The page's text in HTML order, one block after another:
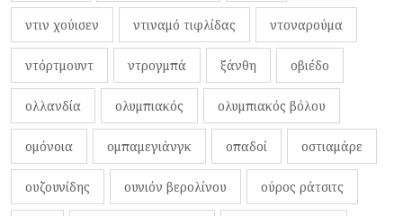
ντιν χούισεν ντιναμό τιφλίδας ντοναρούμα
ντόρτμουντ ντρογμπά ξάνθη οβιέδο
ολλανδία ολυμπιακός ολυμπιακός βόλου
ομόνοια ομπαμεγιάνγκ οπαδοί οστιαμάρε
ουζουνίδης ουνιόν βερολίνου ούρος ράτσιτς